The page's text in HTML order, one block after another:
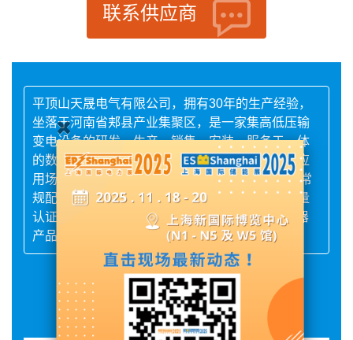
联系供应商
平顶山天晟电气有限公司，拥有30年的生产经验，
坐落于河南省郏县产业集聚区，是一家集高低压输
变电设备的研发、生产、销售、安装、服务于一体
的数字化管理企业。产品矩阵覆全电压等级和全应
用场景。从10kV到220kV，从油浸式到干式，从常
规配电到新能源储能，每款产品都通过了中国质量
认证中心能效认证、PCCC产品认证，获国家电器
产品质量监督检验中心权威背书。
展品详情